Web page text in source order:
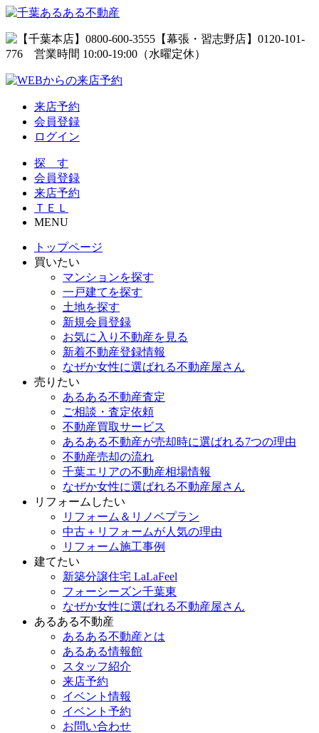
来店予約
会員登録
ログイン
探 す
会員登録
来店予約
ＴＥＬ
MENU
トップページ
買いたい
マンションを探す
一戸建てを探す
土地を探す
新規会員登録
お気に入り不動産を見る
新着不動産登録情報
なぜか女性に選ばれる不動産屋さん
売りたい
あるある不動産査定
ご相談・査定依頼
不動産買取サービス
あるある不動産が売却時に選ばれる7つの理由
不動産売却の流れ
千葉エリアの不動産相場情報
なぜか女性に選ばれる不動産屋さん
リフォームしたい
リフォーム＆リノベプラン
中古＋リフォームが人気の理由
リフォーム施工事例
建てたい
新築分譲住宅 LaLaFeel
フォーシーズン千葉東
なぜか女性に選ばれる不動産屋さん
あるある不動産
あるある不動産とは
あるある情報館
スタッフ紹介
来店予約
イベント情報
イベント予約
お問い合わせ